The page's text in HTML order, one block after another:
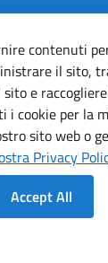
Linkedin
contenuti
il sito,
e
i cookie per la
sito web o
Privacy
Accept All